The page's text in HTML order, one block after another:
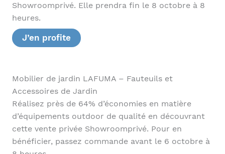
Showroomprivé. Elle prendra fin le 8 octobre à 8
heures.
J’en profite
Mobilier de jardin LAFUMA – Fauteuils et
Accessoires de Jardin
Réalisez près de 64% d’économies en matière
d’équipements outdoor de qualité en découvrant
cette vente privée Showroomprivé. Pour en
bénéficier, passez commande avant le 6 octobre à